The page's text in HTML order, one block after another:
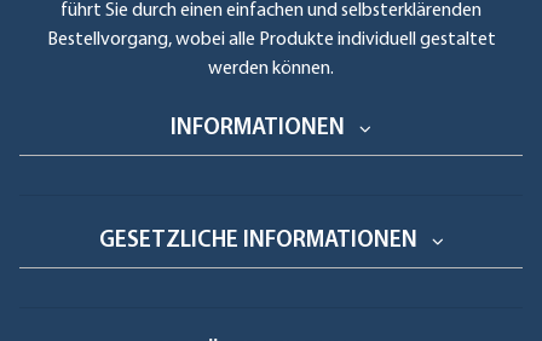
führt Sie durch einen einfachen und selbsterklärenden
Bestellvorgang, wobei alle Produkte individuell gestaltet
werden können.
INFORMATIONEN
GESETZLICHE INFORMATIONEN